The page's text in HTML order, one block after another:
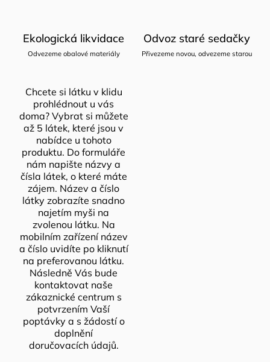
Ekologická likvidace
Odvezeme obalové materiály
Odvoz staré sedačky
Přivezeme novou, odvezeme starou
Chcete si látku v klidu
prohlédnout u vás
doma? Vybrat si můžete
až 5 látek, které jsou v
nabídce u tohoto
produktu. Do formuláře
nám napište názvy a
čísla látek, o které máte
zájem. Název a číslo
látky zobrazíte snadno
najetím myši na
zvolenou látku. Na
mobilním zařízení název
a číslo uvidíte po kliknutí
na preferovanou látku.
Následně Vás bude
kontaktovat naše
zákaznické centrum s
potvrzením Vaší
poptávky a s žádostí o
doplnění
doručovacích údajů.